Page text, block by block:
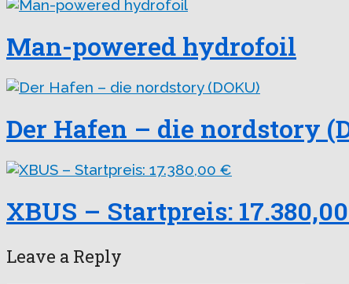
Man-powered hydrofoil
Der Hafen – die nordstory
XBUS – Startpreis:
Leave a Reply